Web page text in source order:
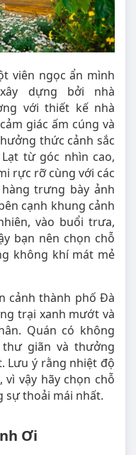
viên ngọc ẩn mình
dựng bởi nhà
với thiết kế nhà
giác ấm cúng và
thức cảnh sắc
từ góc nhìn cao,
rực rỡ cùng với các
trưng bày ảnh
cạnh khung cảnh
vào buổi trưa,
bạn nên chọn chỗ
không khí mát mẻ
cảnh thành phố Đà
trại xanh mướt và
Quán có không
giãn và thưởng
Lưu ý rằng nhiệt độ
vậy hãy chọn chỗ
sự thoải mái nhất.
Ơi